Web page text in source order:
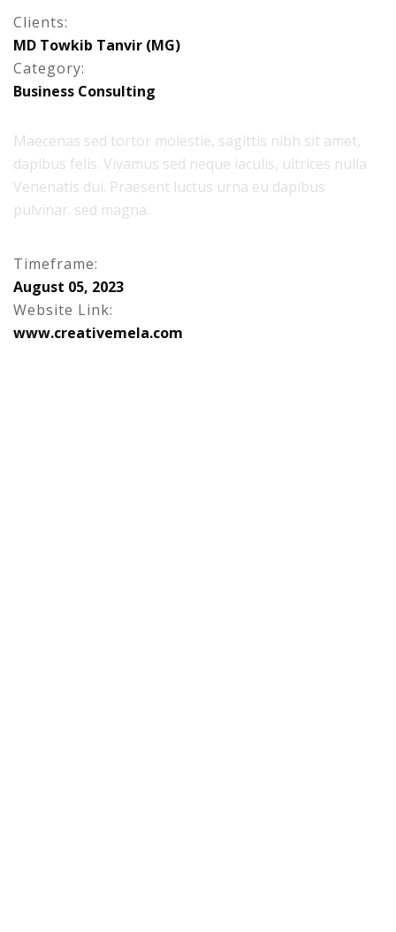
Clients:
MD Towkib Tanvir (MG)
Category:
Business Consulting
Maecenas sed tortor molestie, sagittis nibh sit amet,
dapibus felis. Vivamus sed neque iaculis, ultrices nulla
Venenatis dui. Praesent luctus urna eu dapibus
pulvinar. sed magna.
Timeframe:
August 05, 2023
Website Link:
www.creativemela.com